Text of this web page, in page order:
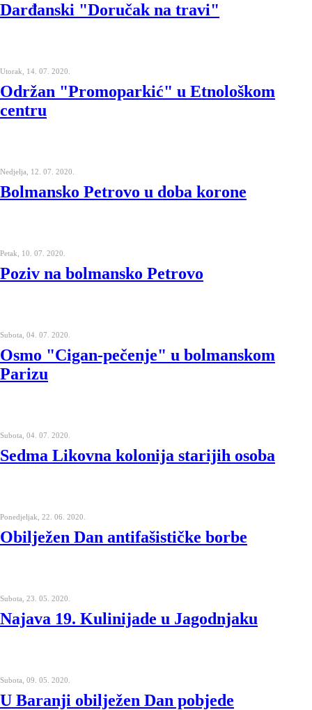
Darđanski "Doručak na travi"
Utorak, 14. 07. 2020.
Održan "Promoparkić" u Etnološkom
centru
Nedjelja, 12. 07. 2020.
Bolmansko Petrovo u doba korone
Petak, 10. 07. 2020.
Poziv na bolmansko Petrovo
Subota, 04. 07. 2020.
Osmo "Cigan-pečenje" u bolmanskom
Parizu
Subota, 04. 07. 2020.
Sedma Likovna kolonija starijih osoba
Ponedjeljak, 22. 06. 2020.
Obilježen Dan antifašističke borbe
Subota, 23. 05. 2020.
Najava 19. Kulinijade u Jagodnjaku
Subota, 09. 05. 2020.
U Baranji obilježen Dan pobjede